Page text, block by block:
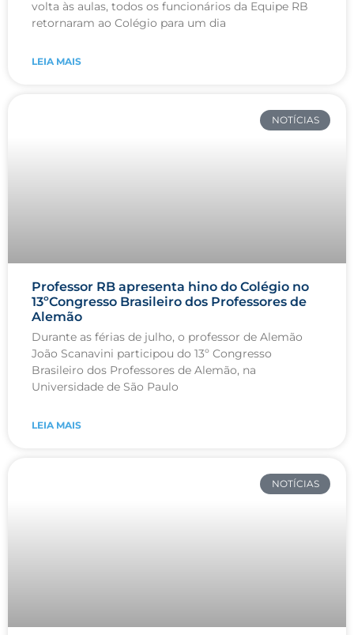
volta às aulas, todos os funcionários da Equipe RB
retornaram ao Colégio para um dia
LEIA MAIS
NOTÍCIAS
Professor RB apresenta hino do Colégio no
13ºCongresso Brasileiro dos Professores de
Alemão
Durante as férias de julho, o professor de Alemão
João Scanavini participou do 13º Congresso
Brasileiro dos Professores de Alemão, na
Universidade de São Paulo
LEIA MAIS
NOTÍCIAS